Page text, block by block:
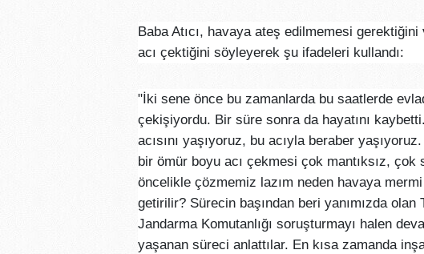
Baba Atıcı, havaya ateş edilmemesi
acı çektiğini söyleyerek şu ifadeleri kullandı:
"İki sene önce bu zamanlarda bu saatlerde
çekişiyordu. Bir süre sonra da hayatını
acısını yaşıyoruz, bu acıyla beraber
bir ömür boyu acı çekmesi çok mantıksız, çok
öncelikle çözmemiz lazım neden havaya
getirilir? Sürecin başından beri yanımızda olan
Jandarma Komutanlığı soruşturmayı halen
yaşanan süreci anlattılar. En kısa zamanda